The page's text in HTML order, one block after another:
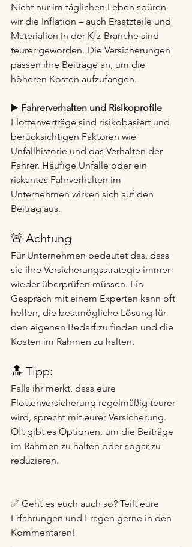
Nicht nur im täglichen Leben spüren
wir die Inflation – auch Ersatzteile und
Materialien in der Kfz-Branche sind
teurer geworden. Die Versicherungen
passen ihre Beiträge an, um die
höheren Kosten aufzufangen.
▶️ Fahrerverhalten und Risikoprofile
Flottenverträge sind risikobasiert und
berücksichtigen Faktoren wie
Unfallhistorie und das Verhalten der
Fahrer. Häufige Unfälle oder ein
riskantes Fahrverhalten im
Unternehmen wirken sich auf den
Beitrag aus.
🚨 Achtung
Für Unternehmen bedeutet das, dass
sie ihre Versicherungsstrategie immer
wieder überprüfen müssen. Ein
Gespräch mit einem Experten kann oft
helfen, die bestmögliche Lösung für
den eigenen Bedarf zu finden und die
Kosten im Rahmen zu halten.
🔝 Tipp:
Falls ihr merkt, dass eure
Flottenversicherung regelmäßig teurer
wird, sprecht mit eurer Versicherung.
Oft gibt es Optionen, um die Beiträge
im Rahmen zu halten oder sogar zu
reduzieren.
✅ Geht es euch auch so? Teilt eure
Erfahrungen und Fragen gerne in den
Kommentaren!